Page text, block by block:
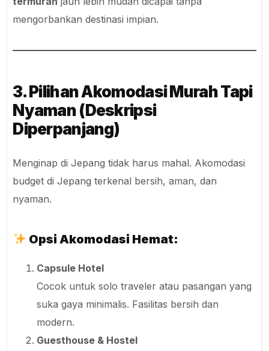
mengorbankan destinasi impian.
3. Pilihan Akomodasi Murah Tapi
Nyaman (Deskripsi
Diperpanjang)
Menginap di Jepang tidak harus mahal. Akomodasi
budget di Jepang terkenal bersih, aman, dan
nyaman.
Opsi Akomodasi Hemat:
Capsule Hotel
Cocok untuk solo traveler atau pasangan yang
suka gaya minimalis. Fasilitas bersih dan
modern.
Guesthouse & Hostel